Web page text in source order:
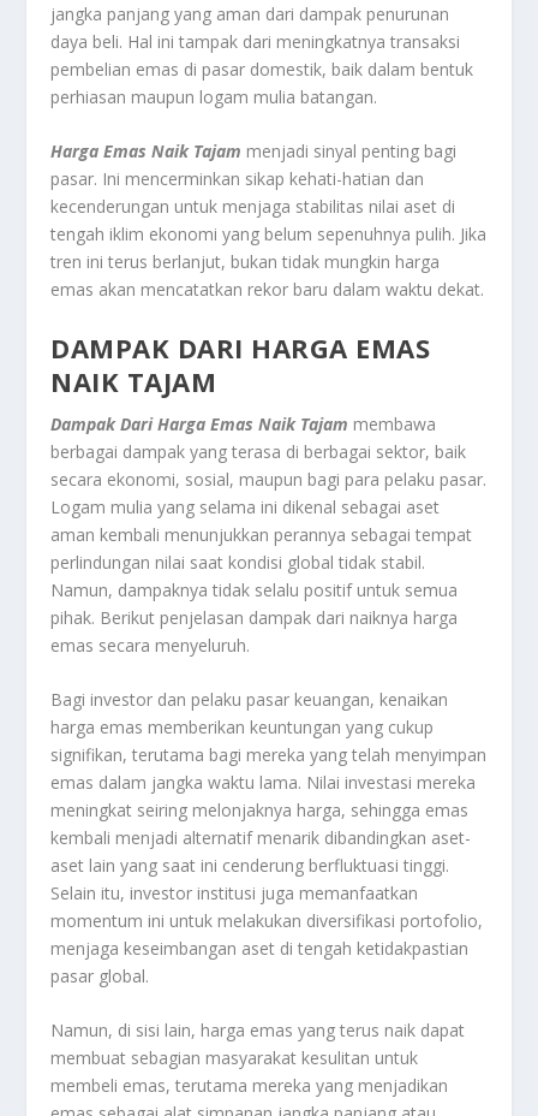
jangka panjang yang aman dari dampak penurunan
daya beli. Hal ini tampak dari meningkatnya transaksi
pembelian emas di pasar domestik, baik dalam bentuk
perhiasan maupun logam mulia batangan.
Harga Emas Naik Tajam menjadi sinyal penting bagi
pasar. Ini mencerminkan sikap kehati-hatian dan
kecenderungan untuk menjaga stabilitas nilai aset di
tengah iklim ekonomi yang belum sepenuhnya pulih. Jika
tren ini terus berlanjut, bukan tidak mungkin harga
emas akan mencatatkan rekor baru dalam waktu dekat.
DAMPAK DARI HARGA EMAS
NAIK TAJAM
Dampak Dari Harga Emas Naik Tajam membawa
berbagai dampak yang terasa di berbagai sektor, baik
secara ekonomi, sosial, maupun bagi para pelaku pasar.
Logam mulia yang selama ini dikenal sebagai aset
aman kembali menunjukkan perannya sebagai tempat
perlindungan nilai saat kondisi global tidak stabil.
Namun, dampaknya tidak selalu positif untuk semua
pihak. Berikut penjelasan dampak dari naiknya harga
emas secara menyeluruh.
Bagi investor dan pelaku pasar keuangan, kenaikan
harga emas memberikan keuntungan yang cukup
signifikan, terutama bagi mereka yang telah menyimpan
emas dalam jangka waktu lama. Nilai investasi mereka
meningkat seiring melonjaknya harga, sehingga emas
kembali menjadi alternatif menarik dibandingkan aset-
aset lain yang saat ini cenderung berfluktuasi tinggi.
Selain itu, investor institusi juga memanfaatkan
momentum ini untuk melakukan diversifikasi portofolio,
menjaga keseimbangan aset di tengah ketidakpastian
pasar global.
Namun, di sisi lain, harga emas yang terus naik dapat
membuat sebagian masyarakat kesulitan untuk
membeli emas, terutama mereka yang menjadikan